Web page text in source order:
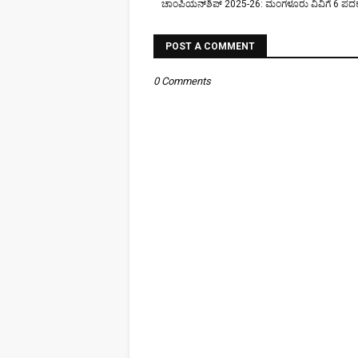
ಚಾಂಪಿಯನ್‌ಶಿಪ್ 2025-26: ಮಂಗಳೂರು ವಿವಿಗೆ 6
POST A COMMENT
0 Comments